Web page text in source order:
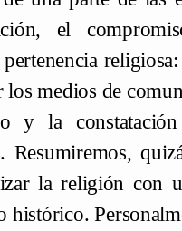
el
los medios de
y la constatación
la religión con
histórico.